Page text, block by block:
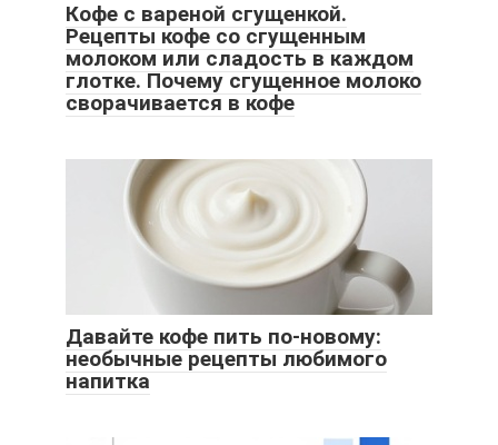
Кофе с вареной сгущенкой.
Рецепты кофе со сгущенным
молоком или сладость в каждом
глотке. Почему сгущенное молоко
сворачивается в кофе
Давайте кофе пить по-новому:
необычные рецепты любимого
напитка